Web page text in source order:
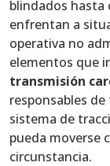
blindados
enfrentan a
operativa no
elementos que
transmisión
responsables
sistema de
pueda moverse
circunstancia.